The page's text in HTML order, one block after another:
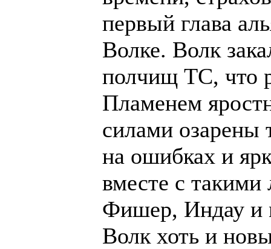
первый глава
Волке. Волк
полчищ ТС, что
Пламенем
силами озарены
на ошибках и
вместе с
Фишер, Индау и
Волк хоть и